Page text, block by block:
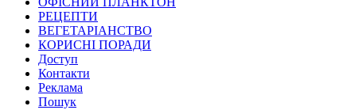
РЕЦЕПТИ
ВЕГЕТАРІАНСТВО
КОРИСНІ ПОРАДИ
Доступ
Контакти
Реклама
Пошук